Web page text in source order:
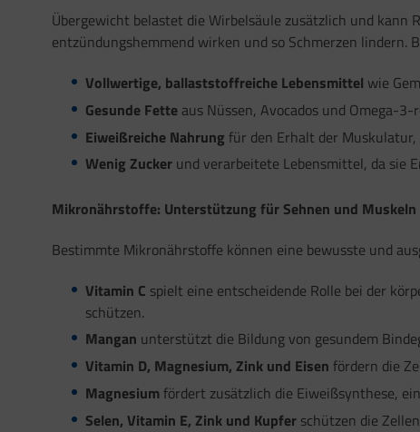
Übergewicht belastet die Wirbelsäule zusätzlich und
entzündungshemmend wirken und so Schmerzen lindern.
Vollwertige, ballaststoffreiche Lebensmittel wie
Gesunde Fetteaus Nüssen, Avocados und Omega-
Eiweißreiche Nahrung für den Erhalt der Muskulatur,
Wenig Zuckerund verarbeitete Lebensmittel, da sie
Mikronährstoffe: Unterstützung für Sehnen und Muskeln
Bestimmte Mikronährstoffe können eine bewusste und
Vitamin C spielt eine entscheidende Rolle bei der
schützen.
Mangan unterstützt die Bildung von gesundem
Vitamin D, Magnesium, Zink und Eisen fördern die
Magnesiumfördert zusätzlich die Eiweißsynthese,
Selen, Vitamin E, Zink und Kupferschützen die